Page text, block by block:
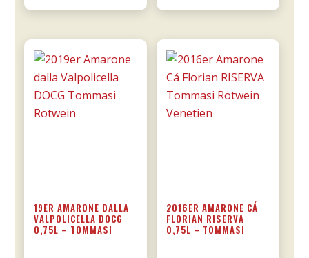
Donnafugata
Menge
19ER AMARONE DALLA
VALPOLICELLA DOCG
0,75L – TOMMASI
2016ER AMARONE CÁ
FLORIAN RISERVA
0,75L – TOMMASI